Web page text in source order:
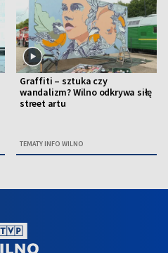
Graffiti – sztuka czy
wandalizm? Wilno odkrywa siłę
street artu
TEMATY INFO WILNO